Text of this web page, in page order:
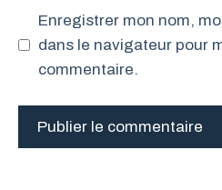
Enregistrer mon nom,
dans le navigateur pour
commentaire.